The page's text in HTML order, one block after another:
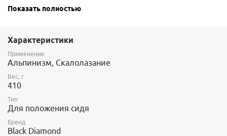
XS 61-69 см
M 76-84 см
L 84-91 см 61-71 см
Показать полностью
Характеристики
Применение
Альпинизм, Скалолазание
Вес, г
410
Тип
Для положения сидя
Бренд
Black Diamond